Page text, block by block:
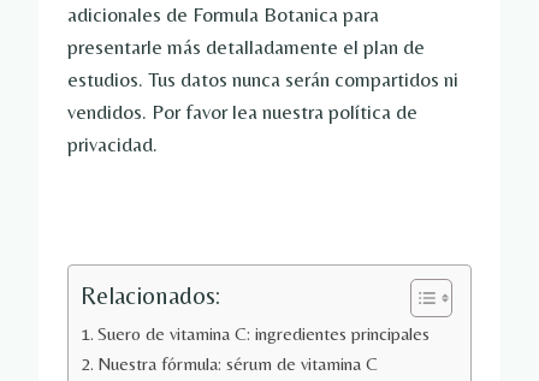
adicionales de Formula Botanica para
presentarle más detalladamente el plan de
estudios. Tus datos nunca serán compartidos ni
vendidos. Por favor lea nuestra política de
privacidad.
Relacionados:
Suero de vitamina C: ingredientes principales
Nuestra fórmula: sérum de vitamina C